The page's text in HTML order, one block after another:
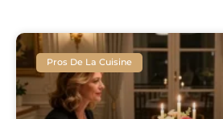
Pros De La Cuisine